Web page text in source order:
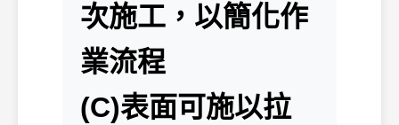
次施工，以簡化作
業流程
(C)表面可施以拉